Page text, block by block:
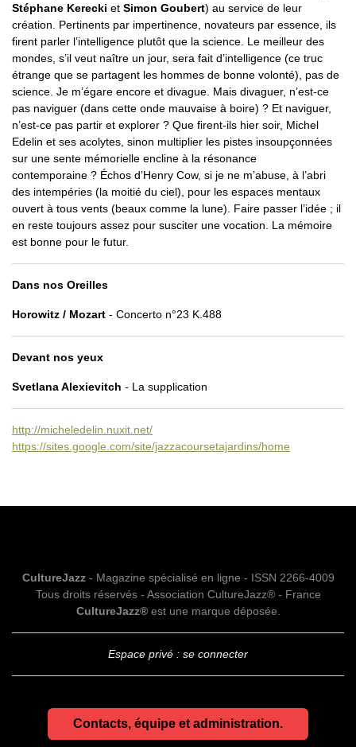
Stéphane Kerecki et Simon Goubert) au service de leur
création. Pertinents par impertinence, novateurs par essence, ils
firent parler l’intelligence plutôt que la science. Le meilleur des
mondes, s’il veut naître un jour, sera fait d’intelligence (ce truc
étrange que se partagent les hommes de bonne volonté), pas de
science. Je m’égare encore et divague. Mais divaguer, n’est-ce
pas naviguer (dans cette onde mauvaise à boire) ? Et naviguer,
n’est-ce pas partir et explorer ? Que firent-ils hier soir, Michel
Edelin et ses acolytes, sinon multiplier les pistes insoupçonnées
sur une sente mémorielle encline à la résonance
contemporaine ? Échos d’Henry Cow, si je ne m’abuse, à l’abri
des intempéries (la moitié du ciel), pour les espaces mentaux
ouvert à tous vents (beaux comme la lune). Faire passer l’idée ; il
en reste toujours assez pour susciter une vocation. La mémoire
est bonne pour le futur.
Dans nos Oreilles
Horowitz / Mozart - Concerto n°23 K.488
Devant nos yeux
Svetlana Alexievitch - La supplication
http://micheledelin.nuxit.net/
https://sites.google.com/site/jazzacoursetajardins/home
CultureJazz- Magazine spécialisé en ligne - ISSN 2266-4009
Tous droits réservés - Association CultureJazz® - France
CultureJazz®est une marque déposée.
Espace privé : se connecter
Contacts, équipe et administration.